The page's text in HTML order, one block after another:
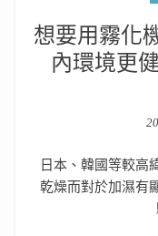
想要用霧化
內環境更
日本、韓國等較高
乾燥而對於加濕有